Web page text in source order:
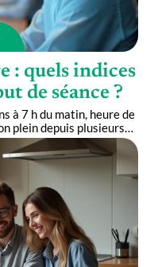
: quels indices
de séance ?
à 7 h du matin, heure de
plein depuis plusieurs…